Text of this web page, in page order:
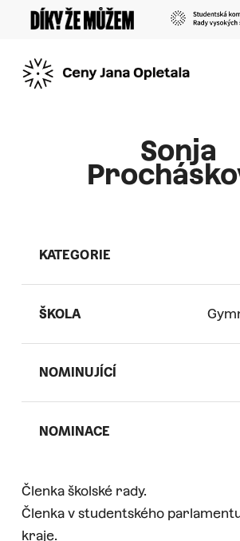
content
Sonja
KATEGORIE
ŠKOLA
NOMINUJÍCÍ
NOMINACE
Členka školské rady.
Členka v studentského
kraje.